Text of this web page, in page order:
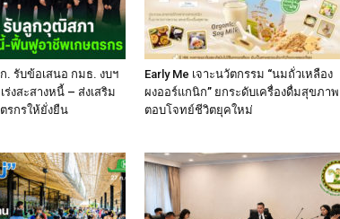
. รับข้อเสนอ กมธ. งบฯ
งสะสางหนี้ – ส่งเสริม
รกรให้ยั่งยืน
Early Me เจาะนวัตกรรม “นมถั่วเหลือง
ผงออร์แกนิก” ยกระดับเครื่องดื่มสุขภาพ
ตอบโจทย์ชีวิตยุคใหม่